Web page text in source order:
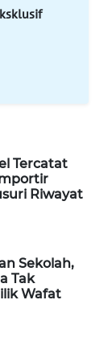
Tercatat
Riwayat
Sekolah,
Tak
Wafat